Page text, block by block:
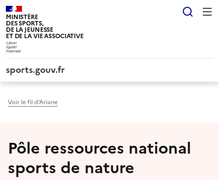
MINISTÈRE
DES SPORTS,
DE LA JEUNESSE
ET DE LA VIE ASSOCIATIVE
sports.gouv.fr
Voir le fil d'Ariane
Pôle ressources national
sports de nature
Panneau de gestion des cookies tarteaucitron